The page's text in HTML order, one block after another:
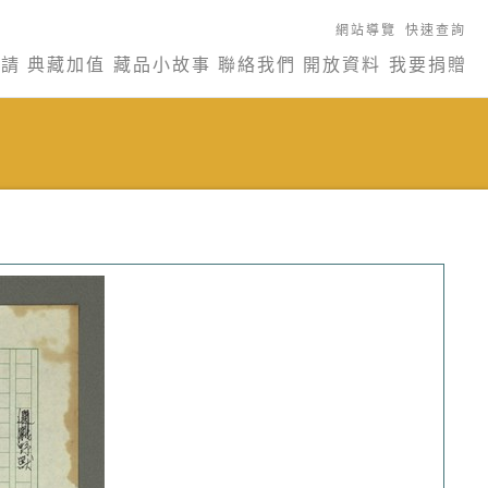
網站導覽 快速查詢
典藏加值 藏品小故事 聯絡我們 開放資料 我要捐贈